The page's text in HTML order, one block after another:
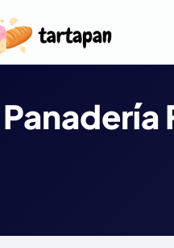
Panadería